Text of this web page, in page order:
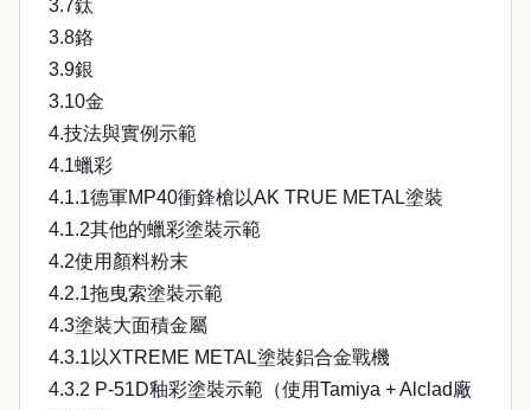
3.7鈦
3.8鉻
3.9銀
3.10金
4.技法與實例示範
4.1蠟彩
4.1.1德軍MP40衝鋒槍以AK TRUE METAL塗裝
4.1.2其他的蠟彩塗裝示範
4.2使用顏料粉末
4.2.1拖曳索塗裝示範
4.3塗裝大面積金屬
4.3.1以XTREME METAL塗裝鋁合金戰機
4.3.2 P-51D釉彩塗裝示範（使用Tamiya + Alclad廠